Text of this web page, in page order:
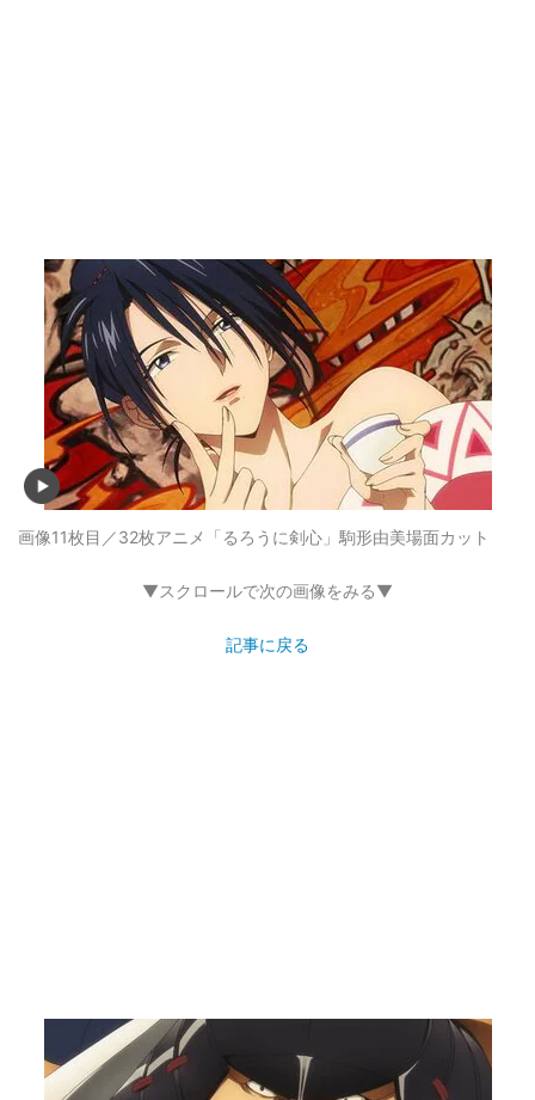
画像11枚目／32枚アニメ「るろうに剣心」駒形由美場面カット
▼スクロールで次の画像をみる▼
記事に戻る